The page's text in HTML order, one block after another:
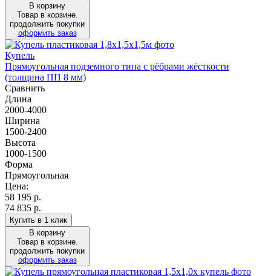
В корзину
Товар в корзине.
продолжить покупки
оформить заказ
Купель
Прямоугольная подземного типа с рёбрами жёсткости
(толщина ПП 8 мм)
Сравнить
Длина
2000-4000
Ширина
1500-2400
Высота
1000-1500
Форма
Прямоугольная
Цена:
58 195 р.
74 835 р.
Купить в 1 клик
В корзину
Товар в корзине.
продолжить покупки
оформить заказ